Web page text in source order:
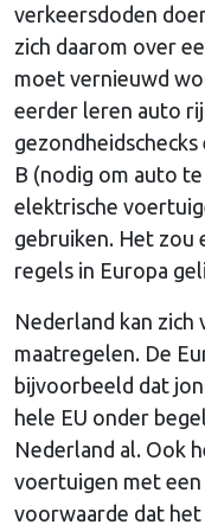
verkeersdoden
zich daarom over
moet vernieuwd
eerder leren auto
B (nodig om auto
elektrische
gebruiken. Het zou
regels in Europa
Nederland kan zich
maatregelen. De
bijvoorbeeld dat
hele EU onder
Nederland al. Ook
voertuigen met een
voorwaarde dat